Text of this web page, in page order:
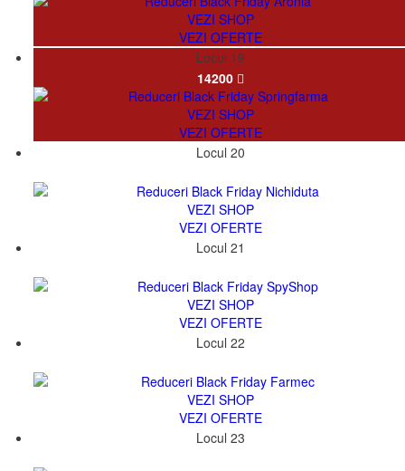
VEZI SHOP
VEZI OFERTE
Locul 19
14200
VEZI SHOP
VEZI OFERTE
Locul 20
VEZI SHOP
VEZI OFERTE
Locul 21
VEZI SHOP
VEZI OFERTE
Locul 22
VEZI SHOP
VEZI OFERTE
Locul 23